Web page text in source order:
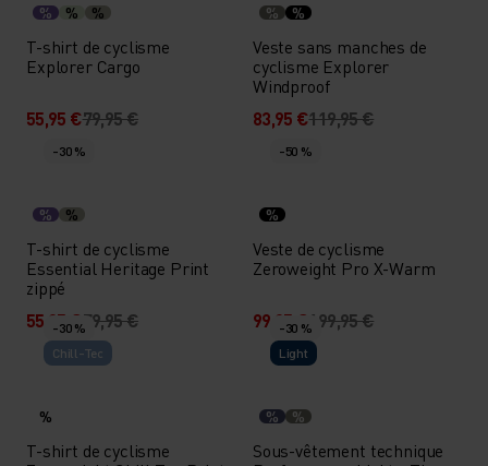
% % %
T-shirt de cyclisme
Explorer Cargo
55,95 €79,95 €
% %
Veste sans manches de
cyclisme Explorer
Windproof
83,95 €119,95 €
-30 %
% %
T-shirt de cyclisme
Essential Heritage Print
zippé
55,95 €79,95 €
-50 %
%
Veste de cyclisme
Zeroweight Pro X-Warm
99,95 €199,95 €
-30 %
Chill-Tec
%
T-shirt de cyclisme
-30 %
Light
% %
Sous-vêtement technique